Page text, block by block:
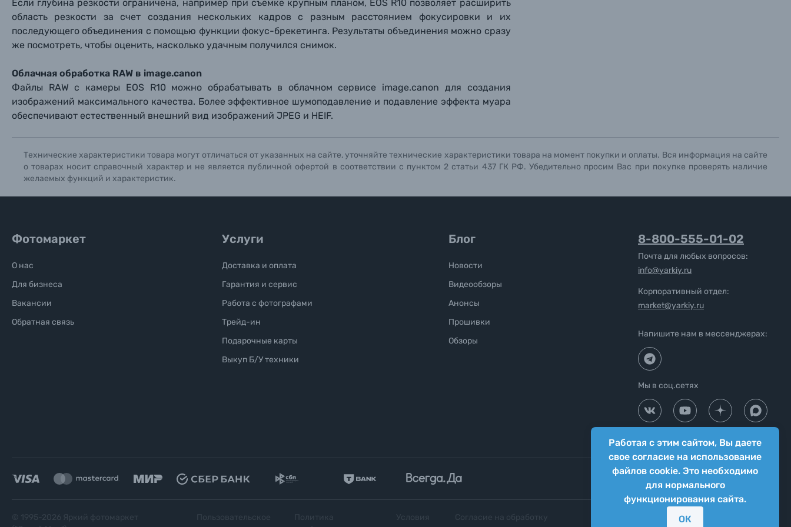
Если глубина резкости ограничена, например при съемке крупным планом, EOS R10 позволяет расширить
область резкости за счет создания нескольких кадров с разным расстоянием фокусировки и их
последующего объединения с помощью функции фокус-брекетинга. Результаты объединения можно сразу
же посмотреть, чтобы оценить, насколько удачным получился снимок.
Облачная обработка RAW в image.canon
Файлы RAW с камеры EOS R10 можно обрабатывать в облачном сервисе image.canon для создания
изображений максимального качества. Более эффективное шумоподавление и подавление эффекта муара
обеспечивают естественный внешний вид изображений JPEG и HEIF.
Технические характеристики товара могут отличаться от указанных на сайте, уточняйте технические характеристики товара на момент покупки и оплаты. Вся информация на сайте
о товарах носит справочный характер и не является публичной офертой в соответствии с пунктом 2 статьи 437 ГК РФ. Убедительно просим Вас при покупке проверять наличие
желаемых функций и характеристик.
Работая с этим сайтом, Вы даете
свое согласие на использование
файлов cookie. Это необходимо
для нормального
функционирования сайта.
ОК
Фотомаркет
О нас
Для бизнеса
Вакансии
Обратная связь
Услуги
Доставка и оплата
Гарантия и сервис
Работа с фотографами
Трейд-ин
Подарочные карты
Выкуп Б/У техники
Блог
Новости
Видеообзоры
Анонсы
Прошивки
Обзоры
8-800-555-01-02
Почта для любых вопросов:
info@yarkiy.ru
Корпоративный отдел:
market@yarkiy.ru
Напишите нам в мессенджерах:
Мы в соц.сетях
Согласие на передачу персональных